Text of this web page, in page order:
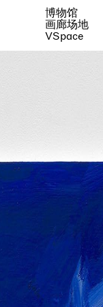
博物馆
画廊场地
VSpace